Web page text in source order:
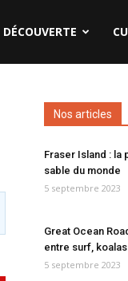
DÉCOUVERTE
Nos articles
Fraser Island : la
sable du monde
5 septembre 2023
Great Ocean
entre surf,
5 septembre 2023